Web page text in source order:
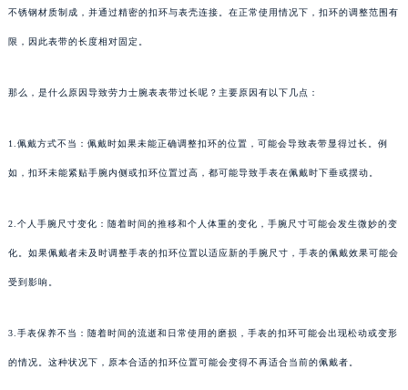
不锈钢材质制成，并通过精密的扣环与表壳连接。在正常使用情况下，扣环的调整范围有
限，因此表带的长度相对固定。
那么，是什么原因导致劳力士腕表表带过长呢？主要原因有以下几点：
1.佩戴方式不当：佩戴时如果未能正确调整扣环的位置，可能会导致表带显得过长。例
如，扣环未能紧贴手腕内侧或扣环位置过高，都可能导致手表在佩戴时下垂或摆动。
2.个人手腕尺寸变化：随着时间的推移和个人体重的变化，手腕尺寸可能会发生微妙的变
化。如果佩戴者未及时调整手表的扣环位置以适应新的手腕尺寸，手表的佩戴效果可能会
受到影响。
3.手表保养不当：随着时间的流逝和日常使用的磨损，手表的扣环可能会出现松动或变形
的情况。这种状况下，原本合适的扣环位置可能会变得不再适合当前的佩戴者。